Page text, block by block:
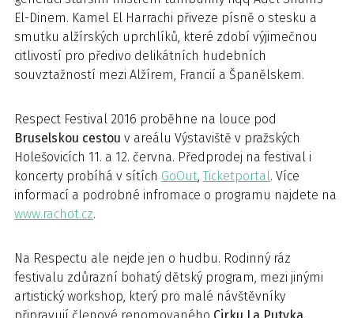
El-Dinem. Kamel El Harrachi přiveze písně o stesku a
smutku alžírských uprchlíků, které zdobí výjimečnou
citlivostí pro předivo delikátních hudebních
souvztažností mezi Alžírem, Francií a Španělskem.
Respect Festival 2016 proběhne na louce pod
Bruselskou cestou v areálu Výstaviště v pražských
Holešovicích 11. a 12. června. Předprodej na festival i
koncerty probíhá v sítích GoOut,Ticketportal. Více
informací a podrobné infromace o programu najdete na
www.rachot.cz.
Na Respectu ale nejde jen o hudbu. Rodinný ráz
festivalu zdůrazní bohatý dětský program, mezi jinými
artistický workshop, který pro malé návštěvníky